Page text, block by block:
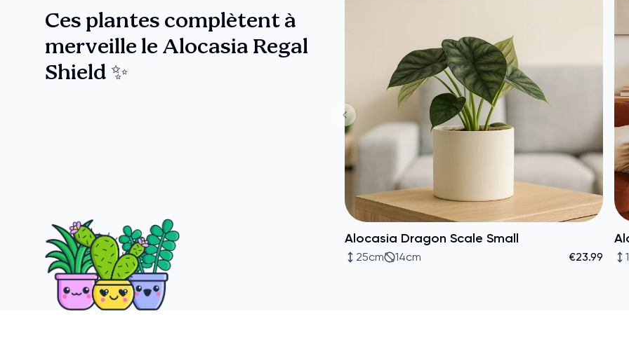
Ces plantes complètent à
merveille le Alocasia Regal
Shield ✨
Alocasia Dragon Scale Small
25cm 14cm €23.99